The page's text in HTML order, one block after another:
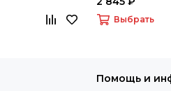
Выбрать
Помощь и